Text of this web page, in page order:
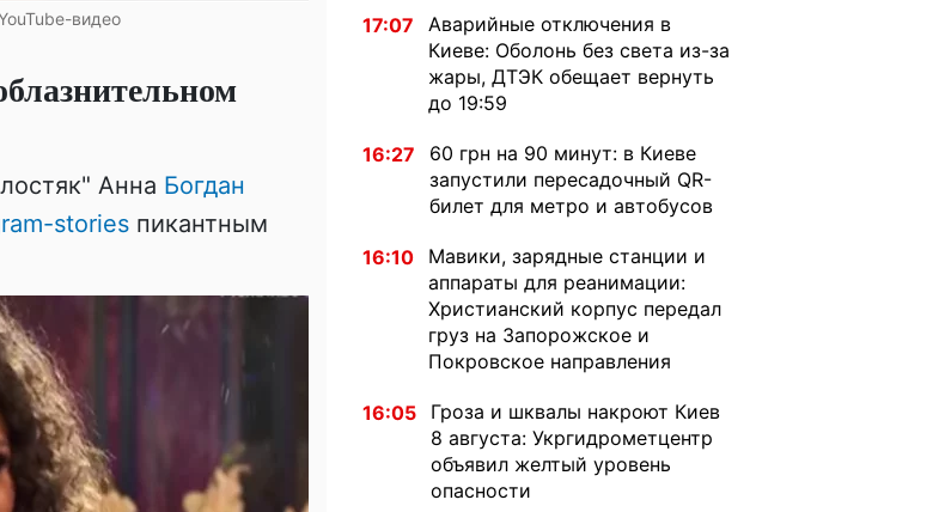
видео
Анна Богдан
stories пикантным
17:07
Аварийные отключения в
Киеве: Оболонь без света из-за
жары, ДТЭК обещает вернуть
до 19:59
16:27
60 грн на 90 минут: в Киеве
запустили пересадочный QR-
билет для метро и автобусов
16:10
Мавики, зарядные станции и
аппараты для реанимации:
Христианский корпус передал
груз на Запорожское и
Покровское направления
16:05
Гроза и шквалы накроют Киев
8 августа: Укргидрометцентр
объявил желтый уровень
опасности